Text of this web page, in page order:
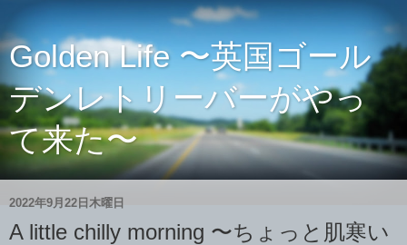
Golden Life 〜英国ゴール
デンレトリーバーがやっ
て来た〜
2022年9月22日木曜日
A little chilly morning 〜ちょっと肌寒い